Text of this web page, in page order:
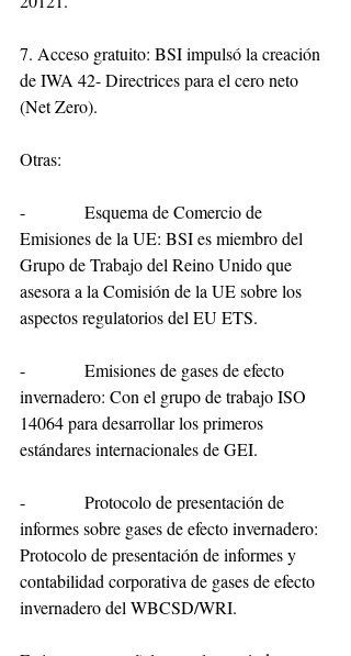
7. Acceso gratuito: BSI impulsó la creación
de IWA 42- Directrices para el cero neto
(Net Zero).
Otras:
-           Esquema de Comercio de
Emisiones de la UE: BSI es miembro del
Grupo de Trabajo del Reino Unido que
asesora a la Comisión de la UE sobre los
aspectos regulatorios del EU ETS.
-           Emisiones de gases de efecto
invernadero: Con el grupo de trabajo ISO
14064 para desarrollar los primeros
estándares internacionales de GEI.
-           Protocolo de presentación de
informes sobre gases de efecto invernadero:
Protocolo de presentación de informes y
contabilidad corporativa de gases de efecto
invernadero del WBCSD/WRI.